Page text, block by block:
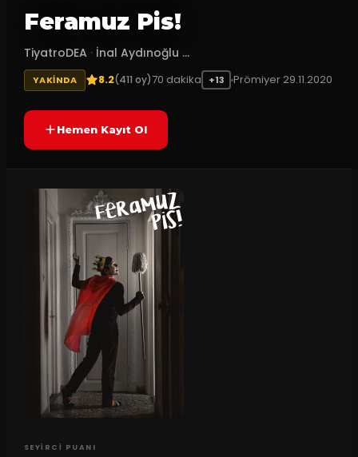
Feramuz Pis!
TiyatroDEA · İnal Aydınoğlu ...
YAKINDA 8.2(411 oy)70 dakika +13 Prömiyer 29.11.2020
Hemen Kayıt Ol
SEYIRCI PUANI